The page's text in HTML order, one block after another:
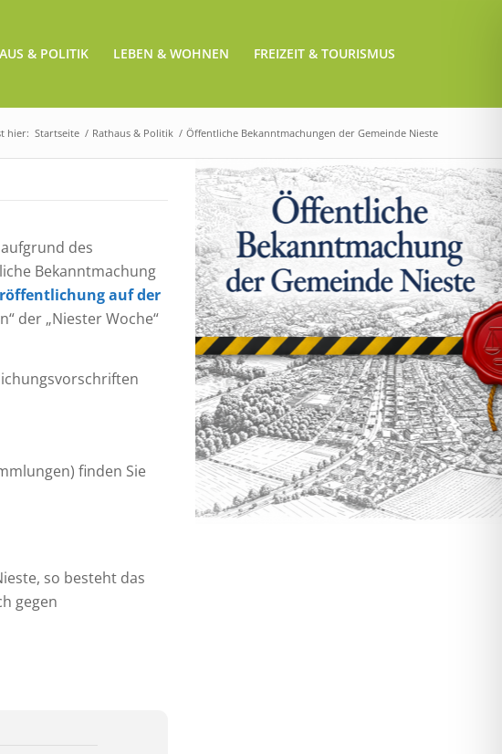
& POLITIK LEBEN & WOHNEN FREIZEIT & TOURISMUS
hier: Startseite / Rathaus & Politik / Öffentliche Bekanntmachungen der Gemeinde Nieste
des
Bekanntmachung
auf der
der „Niester Woche“
finden Sie
so besteht das
gegen